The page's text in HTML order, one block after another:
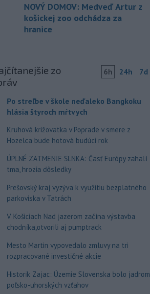
NOVÝ DOMOV: Medveď Artur z
košickej zoo odchádza za
hranice
zo
6h 24h 7d
Po streľbe v škole neďaleko Bangkoku
hlásia štyroch mŕtvych
Kruhová križovatka v Poprade v smere z
Hozelca bude hotová budúci rok
ÚPLNÉ ZATMENIE SLNKA: Časť Európy zahalí
tma, hrozia dôsledky
Prešovský kraj vyzýva k využitiu bezplatného
parkoviska v Tatrách
V Košiciach Nad jazerom začína výstavba
chodníka,otvorili aj pumptrack
Mesto Martin vypovedalo zmluvy na tri
rozpracované investičné akcie
Historik Zajac: Územie Slovenska bolo jadrom
poľsko-uhorských vzťahov